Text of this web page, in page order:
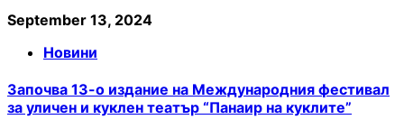
September 13, 2024
Новини
Започва 13-о издание на Международния фестивал
за уличен и куклен театър “Панаир на куклите”